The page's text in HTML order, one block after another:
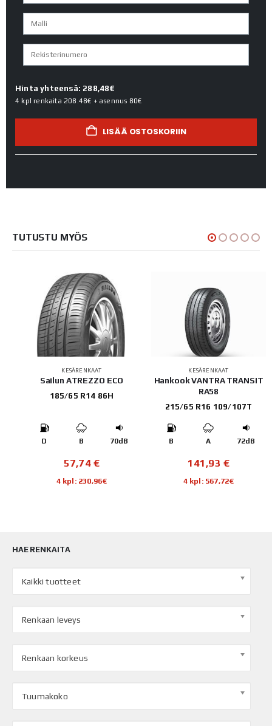
Hinta yhteensä: 288,48€
4 kpl renkaita 208.48€ + asennus 80€
LISÄÄ OSTOSKORIIN
TUTUSTU MYÖS
KESÄRENKAAT
Sailun ATREZZO ECO
185/65 R14 86H
D B 70dB
57,74 €
4 kpl: 230,96€
KESÄRENKAAT
Hankook VANTRA TRANSIT
RA58
215/65 R16 109/107T
B A 72dB
141,93€
4 kpl: 567,72€
HAE RENKAITA
Kaikki tuotteet
Renkaan leveys
Renkaan korkeus
Tuumakoko